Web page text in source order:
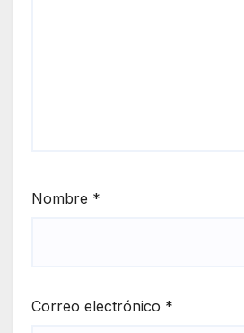
Nombre *
Correo electrónico *